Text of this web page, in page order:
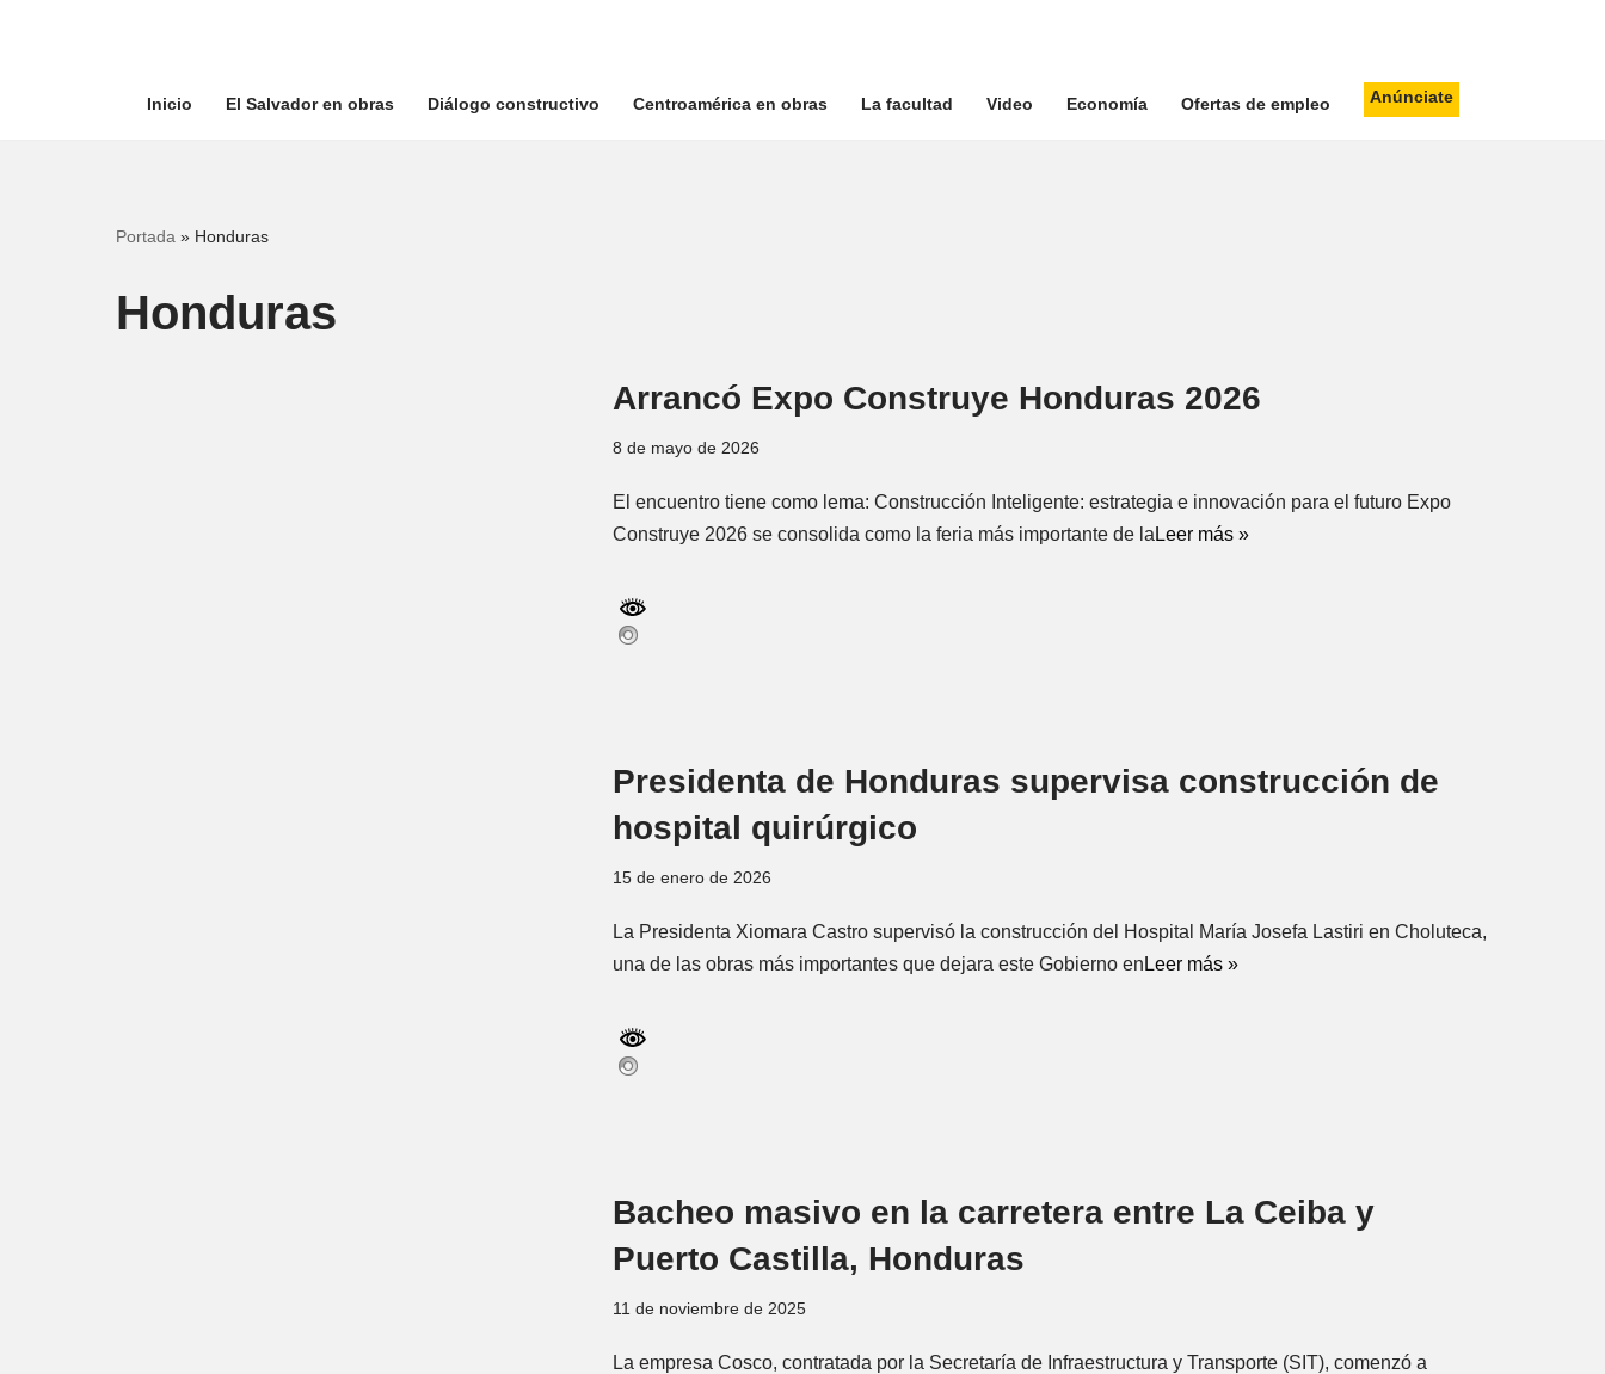
Inicio El Salvador en obras Diálogo constructivo Centroamérica en obras La facultad Video Economía Ofertas de empleo Anúnciate
Portada » Honduras
Honduras
Arrancó Expo Construye Honduras 2026
8 de mayo de 2026
El encuentro tiene como lema: Construcción Inteligente: estrategia e innovación para el futuro Expo
Construye 2026 se consolida como la feria más importante de la Leer más »
Presidenta de Honduras supervisa construcción de
hospital quirúrgico
15 de enero de 2026
La Presidenta Xiomara Castro supervisó la construcción del Hospital María Josefa Lastiri en Choluteca,
una de las obras más importantes que dejara este Gobierno en Leer más »
Bacheo masivo en la carretera entre La Ceiba y
Puerto Castilla, Honduras
11 de noviembre de 2025
La empresa Cosco, contratada por la Secretaría de Infraestructura y Transporte (SIT), comenzó a